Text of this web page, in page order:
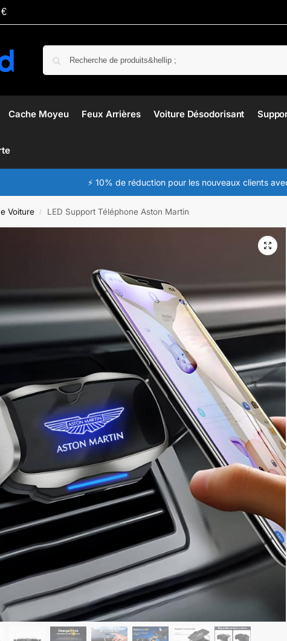
Cache Moyeu Feux Arrières Voiture Désodorisant
⚡ 10% de réduction pour les nouveaux clients
Voiture / LED Support Téléphone Aston Martin